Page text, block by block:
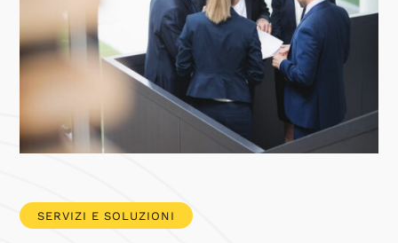
SERVIZI E SOLUZIONI